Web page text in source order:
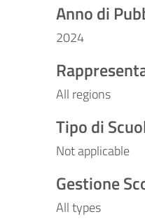
Anno di
2024
All regions
Tipo di
Not applicable
Gestione
All types